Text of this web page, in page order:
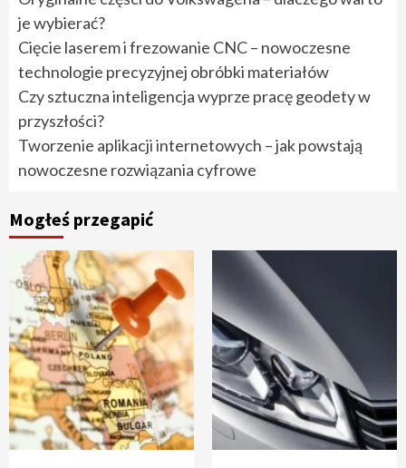
je wybierać?
Cięcie laserem i frezowanie CNC – nowoczesne
technologie precyzyjnej obróbki materiałów
Czy sztuczna inteligencja wyprze pracę geodety w
przyszłości?
Tworzenie aplikacji internetowych – jak powstają
nowoczesne rozwiązania cyfrowe
Mogłeś przegapić